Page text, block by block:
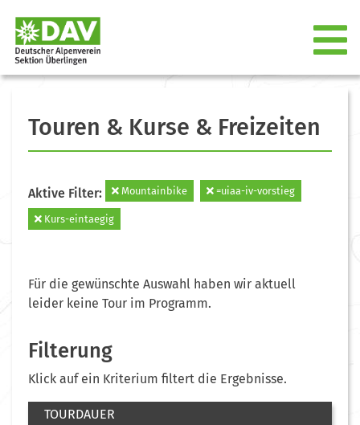
Touren & Kurse & Freizeiten
Aktive Filter: Mountainbike =uiaa-iv-vorstieg
Kurs-eintaegig
Für die gewünschte Auswahl haben wir aktuell
leider keine Tour im Programm.
Filterung
Klick auf ein Kriterium filtert die Ergebnisse.
TOURDAUER